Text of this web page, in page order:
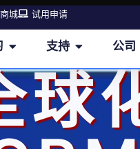
城 试用申请
支持 公司
球